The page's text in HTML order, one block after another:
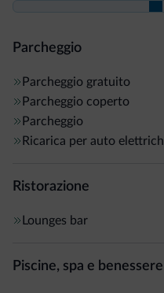
Parcheggio
Parcheggio gratuito
Parcheggio coperto
Parcheggio
Ricarica per auto
Ristorazione
Lounges bar
Piscine, spa e benessere